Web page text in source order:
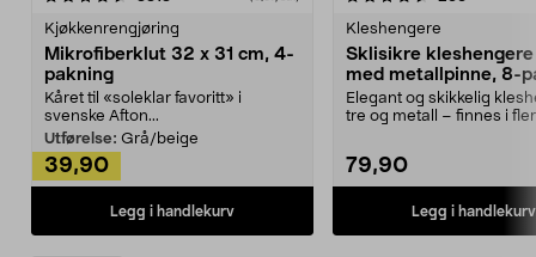
Kjøkkenrengjøring
Mikrofiberklut 32 x 31 cm, 4-
pakning
Kåret til «soleklar favoritt» i
svenske Afton...
Utførelse: Grå/beige
39,90
Legg i handlekurv
Kleshengere
Sklisikre
med metallpinne, 8-
Elegant og skikkelig
tre og metall – finnes i
79,90
Legg i handlekurv